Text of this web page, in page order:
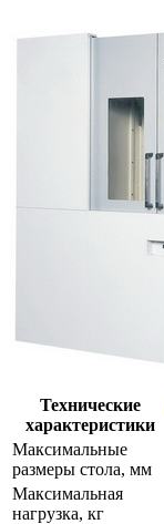
Технические
характеристики
Максимальные
размеры стола, мм
Максимальная
нагрузка, кг